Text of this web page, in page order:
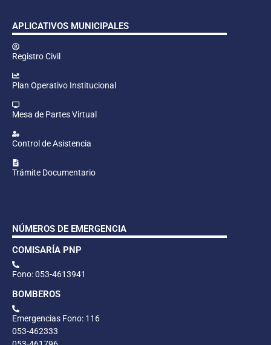
APLICATIVOS MUNICIPALES
Registro Civil
Plan Operativo Institucional
Mesa de Partes Virtual
Control de Asistencia
Trámite Documentario
NÚMEROS DE EMERGENCIA
COMISARÍA PNP
Fono: 053-4613941
BOMBEROS
Emergencias Fono: 116
053-462333